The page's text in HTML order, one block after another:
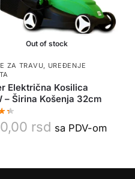
Out of stock
ZA TRAVU, UREĐENJE
Električna Kosilica
– Širina Košenja 32cm
rsd sa PDV-om